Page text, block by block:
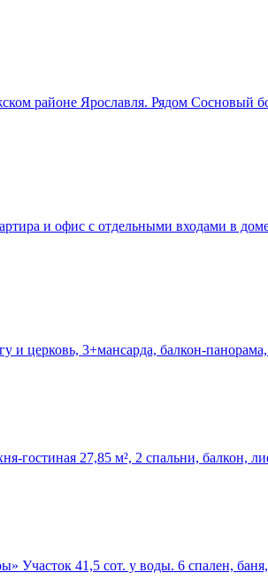
районе Ярославля. Рядом Сосновый
и офис с отдельными входами в
церковь, 3+мансарда, балкон-
гостиная 27,85 м², 2 спальни, балкон,
Участок 41,5 сот. у воды. 6 спален,